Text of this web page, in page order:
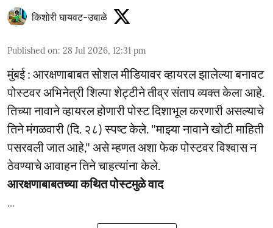
किशोरी घायवट-उबाळे
Published on: 28 Jul 2026, 12:31 pm
मुंबई : आरक्षणाबाबत सोशल मीडियावर व्हायरल झालेल्या बनावट
पोस्टवर अभिनेत्री शिल्पा शेट्टीने तीव्र संताप व्यक्त केला आहे.
तिच्या नावाने व्हायरल होणारी पोस्ट दिशाभूल करणारी असल्याचे
तिने मंगळवारी (दि. २८) स्पष्ट केले. "माझ्या नावाने खोटी माहिती
पसरवली जात आहे," असे म्हणत अशा फेक पोस्टवर विश्वास न
ठेवण्याचे आवाहन तिने चाहत्यांना केले.
आरक्षणाबाबतच्या कथित पोस्टमुळे वाद
...